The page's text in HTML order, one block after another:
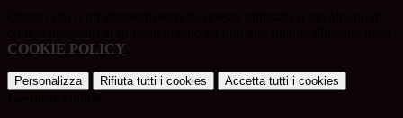
COOKIE POLICY
Personalizza Rifiuta tutti i cookies Accetta tutti i cookies